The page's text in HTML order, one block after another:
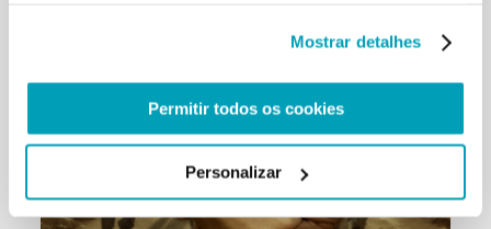
Mostrar detalhes
Permitir todos os cookies
Personalizar